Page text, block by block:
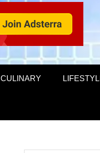
CULINARY